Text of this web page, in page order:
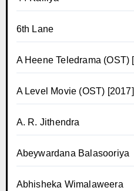
6th Lane
A Heene Teledrama (OST)
A Level Movie (OST) [2017]
A. R. Jithendra
Abeywardana Balasooriya
Abhisheka Wimalaweera